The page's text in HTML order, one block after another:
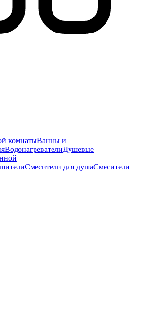
комнатыВанны и
ВодонагревателиДушевые
Смесители для душаСмесители